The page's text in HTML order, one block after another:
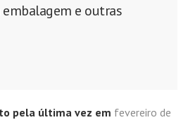
embalagem e outras
pela última vez em fevereiro de